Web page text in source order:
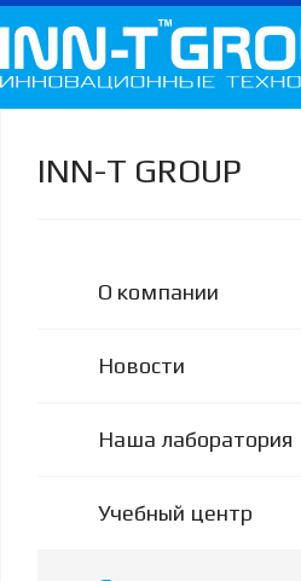
INN-T GROUP
О компании
Новости
Наша лаборатория
Учебный центр